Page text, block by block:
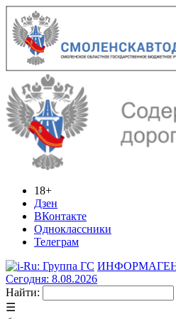
18+
Дзен
ВКонтакте
Одноклассники
Телеграм
Сегодня: 8.08.2026
Найти:
☰